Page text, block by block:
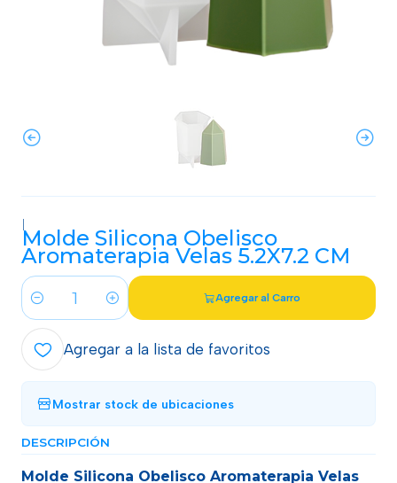
|
Molde Silicona Obelisco
Aromaterapia Velas 5.2X7.2 CM
Cantidad
Agregar al Carro
Agregar a la lista de favoritos
Mostrar stock de ubicaciones
DESCRIPCIÓN
Molde Silicona Obelisco Aromaterapia Velas